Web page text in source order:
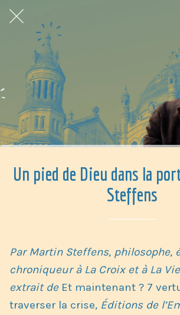
Un pied de Dieu dans la
Steffens
Par Martin Steffens, philosophe,
chroniqueur à La Croix et à La
extrait de Et maintenant ? 7
traverser la crise, Éditions de